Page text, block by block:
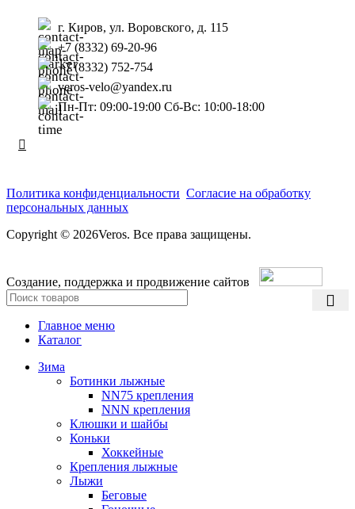
г. Киров, ул. Воровского, д. 115
+7 (8332) 69-20-96
+7 (8332) 752-754
veros-velo@yandex.ru
Пн-Пт: 09:00-19:00 Сб-Вс: 10:00-18:00
Политика конфиденциальности Согласие на обработку
персональных данных
Copyright © 2026Veros. Все права защищены.
Создание, поддержка и продвижение сайтов
Главное меню
Каталог
Зима
Ботинки лыжные
NN75 крепления
NNN крепления
Клюшки и шайбы
Коньки
Хоккейные
Крепления лыжные
Лыжи
Беговые